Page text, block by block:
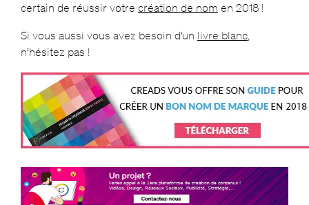
certain de réussir votre création de nom en 2018 !
Si vous aussi vous avez besoin d’un livre blanc,
n’hésitez pas !